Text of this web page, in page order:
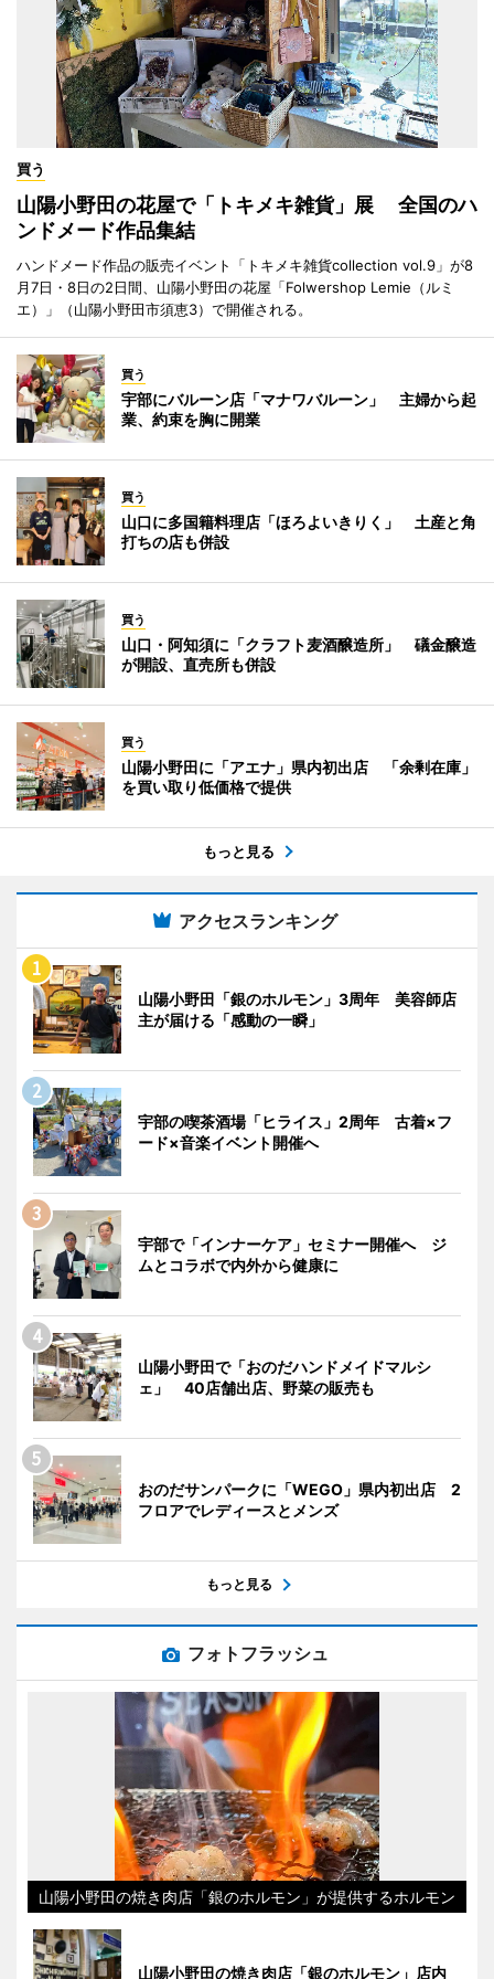
買う
山陽小野田の花屋で「トキメキ雑貨」展 全国のハ
ンドメード作品集結
ハンドメード作品の販売イベント「トキメキ雑貨collection vol.9」が8
月7日・8日の2日間、山陽小野田の花屋「Folwershop Lemie（ルミ
エ）」（山陽小野田市須恵3）で開催される。
買う
宇部にバルーン店「マナワバルーン」 主婦から起
業、約束を胸に開業
買う
山口に多国籍料理店「ほろよいきりく」 土産と角
打ちの店も併設
買う
山口・阿知須に「クラフト麦酒醸造所」 礒金醸造
が開設、直売所も併設
買う
山陽小野田に「アエナ」県内初出店 「余剰在庫」
を買い取り低価格で提供
もっと見る
アクセスランキング
山陽小野田「銀のホルモン」3周年 美容師店
主が届ける「感動の一瞬」
宇部の喫茶酒場「ヒライス」2周年 古着×フ
ード×音楽イベント開催へ
宇部で「インナーケア」セミナー開催へ ジ
ムとコラボで内外から健康に
山陽小野田で「おのだハンドメイドマルシ
ェ」 40店舗出店、野菜の販売も
おのだサンパークに「WEGO」県内初出店 2
フロアでレディースとメンズ
もっと見る
フォトフラッシュ
山陽小野田の焼き肉店「銀のホルモン」が提供するホルモン
山陽小野田の焼き肉店「銀のホルモン」店内